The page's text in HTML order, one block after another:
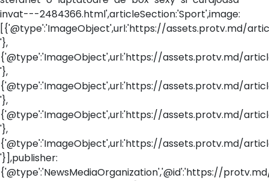
invat---2484366.html',articleSection:'Sport',image:
[{'@type':'ImageObject',url:'https://assets.protv.md/
'},
{'@type':'ImageObject',url:'https://assets.protv.md/
'},
{'@type':'ImageObject',url:'https://assets.protv.md/
'},
{'@type':'ImageObject',url:'https://assets.protv.md/
'},
{'@type':'ImageObject',url:'https://assets.protv.md/
'}],publisher:
{'@type':'NewsMediaOrganization','@id':'https://